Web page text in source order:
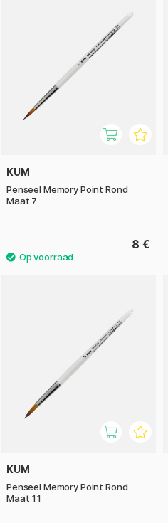
KUM
Penseel Memory Point Rond
Maat 7
8 €
KUM
Penseel Memory Point Rond
Maat 11